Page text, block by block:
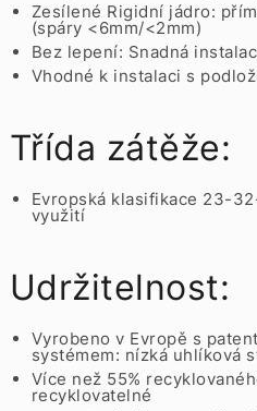
Zesílené Rigidní jádro:
(spáry <6mm/<2mm)
Bez lepení: Snadná
Vhodné k instalaci s
Třída zátěže:
Evropská klasifikace 23-
využití
Udržitelnost:
Vyrobeno v Evropě s
systémem: nízká uhlíková
Více než 55%
recyklovatelné